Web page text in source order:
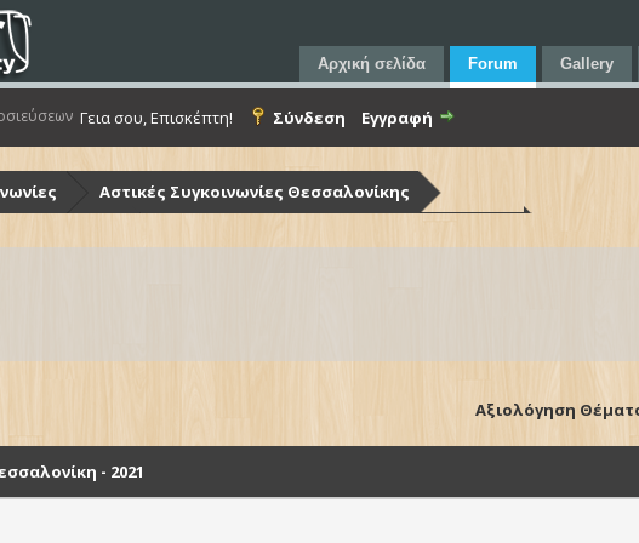
Αρχική σελίδα Forum Gallery
Γεια σου, Επισκέπτη! Σύνδεση Εγγραφή
Αστικές Συγκοινωνίες Θεσσαλονίκης
(Ο.Α.Σ.Θ.)
Αξιολόγηση
- 2021